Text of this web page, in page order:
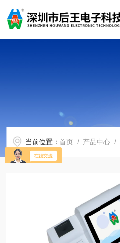
当前位置：首页 / 产品中心 /